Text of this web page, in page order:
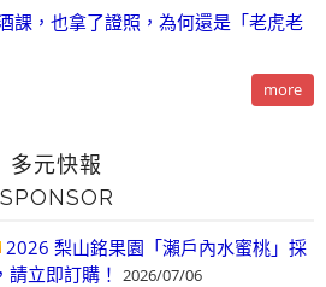
課，也拿了證照，為何還是「老虎老
more
多元快報
SPONSOR
2026 梨山銘果園「瀨戶內水蜜桃」採
請立即訂購！ 2026/07/06